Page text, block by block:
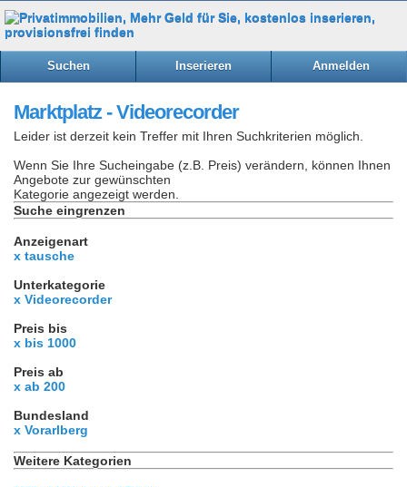
Suchen Inserieren Anmelden
Marktplatz - Videorecorder
Leider ist derzeit kein Treffer mit Ihren Suchkriterien möglich.
Wenn Sie Ihre Sucheingabe (z.B. Preis) verändern, können Ihnen
Angebote zur gewünschten
Kategorie angezeigt werden.
Suche eingrenzen
Anzeigenart
x tausche
Unterkategorie
x Videorecorder
Preis bis
x bis 1000
Preis ab
x ab 200
Bundesland
x Vorarlberg
Weitere Kategorien